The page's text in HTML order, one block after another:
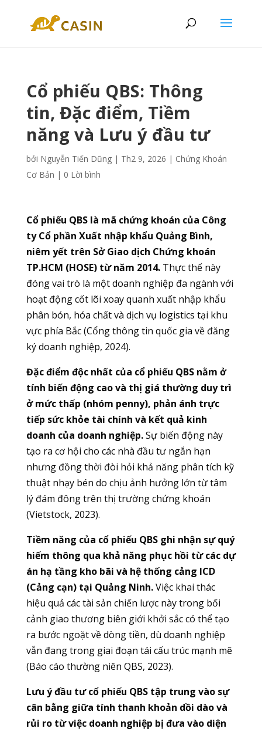
Cổ phiếu QBS: Thông
tin, Đặc điểm, Tiềm
năng và Lưu ý đầu tư
bởi Nguyễn Tiến Dũng| Th2 9, 2026 | Chứng Khoán
Cơ Bản | 0 Lời bình
Cổ phiếu QBS là mã chứng khoán của Công
ty Cổ phần Xuất nhập khẩu Quảng Bình,
niêm yết trên Sở Giao dịch Chứng khoán
TP.HCM (HOSE) từ năm 2014.Thực thể này
đóng vai trò là một doanh nghiệp đa ngành với
hoạt động cốt lõi xoay quanh xuất nhập khẩu
phân bón, hóa chất và dịch vụ logistics tại khu
vực phía Bắc (Cổng thông tin quốc gia về đăng
ký doanh nghiệp, 2024).
Đặc điểm độc nhất của cổ phiếu QBS nằm ở
tính biến động cao và thị giá thường duy trì
ở mức thấp (nhóm penny), phản ánh trực
tiếp sức khỏe tài chính và kết quả kinh
doanh của doanh nghiệp.Sự biến động này
tạo ra cơ hội cho các nhà đầu tư ngắn hạn
nhưng đồng thời đòi hỏi khả năng phân tích kỹ
thuật nhạy bén do chịu ảnh hưởng lớn từ tâm
lý đám đông trên thị trường chứng khoán
(Vietstock, 2023).
Tiềm năng của cổ phiếu QBS ghi nhận sự quý
hiếm thông qua khả năng phục hồi từ các dự
án hạ tầng kho bãi và hệ thống cảng ICD
(Cảng cạn) tại Quảng Ninh.Việc khai thác
hiệu quả các tài sản chiến lược này trong bối
cảnh giao thương biên giới khởi sắc có thể tạo
ra bước ngoặt về dòng tiền, dù doanh nghiệp
vẫn đang trong giai đoạn tái cấu trúc mạnh mẽ
(Báo cáo thường niên QBS, 2023).
Lưu ý đầu tư cổ phiếu QBS tập trung vào sự
cân bằng giữa tính thanh khoản dồi dào và
rủi ro từ việc doanh nghiệp bị đưa vào diện